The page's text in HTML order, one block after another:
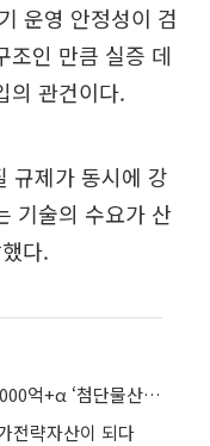
운영 안정성이 검
조인 만큼 실증 데
의 관건이다.
규제가 동시에 강
기술의 수요가 산
다.
첨단물산업기금’ 조성
전략자산이 되다